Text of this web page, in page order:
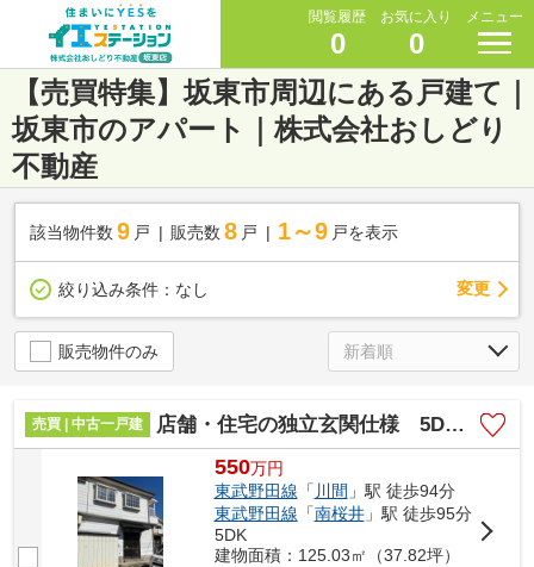
閲覧履歴
0
お気に入り
0
メニュー
【売買特集】坂東市周辺にある戸建て｜
坂東市のアパート｜株式会社おしどり
不動産
該当物件数 9 戸 販売数 8 戸 1～9 戸を表示
絞り込み条件： なし 変更
販売物件のみ
売買 | 中古一戸建 店舗・住宅の独立玄関仕様 5DKの間取り～千葉県野田市次木～
550万円
東武野田線 「 川間 」駅 徒歩94分
東武野田線 「南桜井」駅 徒歩95分
5DK
建物面積：125.03㎡（37.82坪）